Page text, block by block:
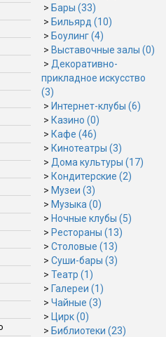
> Бары (33)
> Бильярд (10)
> Боулинг (4)
> Выставочные залы (0)
> Декоративно-
прикладное искусство
(3)
> Интернет-клубы (6)
> Казино (0)
> Кафе (46)
> Кинотеатры (3)
> Дома культуры (17)
> Кондитерские (2)
> Музеи (3)
> Музыка (0)
> Ночные клубы (5)
> Рестораны (13)
> Столовые (13)
> Суши-бары (3)
> Театр (1)
> Галереи (1)
> Чайные (3)
> Цирк (0)
> Библиотеки (23)